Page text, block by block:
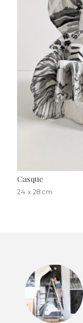
Casque
24 x 28 cm